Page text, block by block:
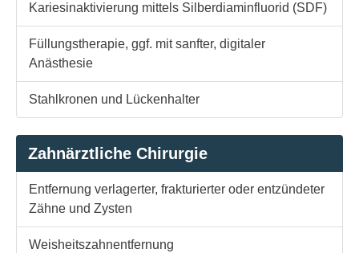
Kariesinaktivierung mittels Silberdiaminfluorid (SDF)
Füllungstherapie, ggf. mit sanfter, digitaler
Anästhesie
Stahlkronen und Lückenhalter
Zahnärztliche Chirurgie
Entfernung verlagerter, frakturierter oder entzündeter
Zähne und Zysten
Weisheitszahnentfernung